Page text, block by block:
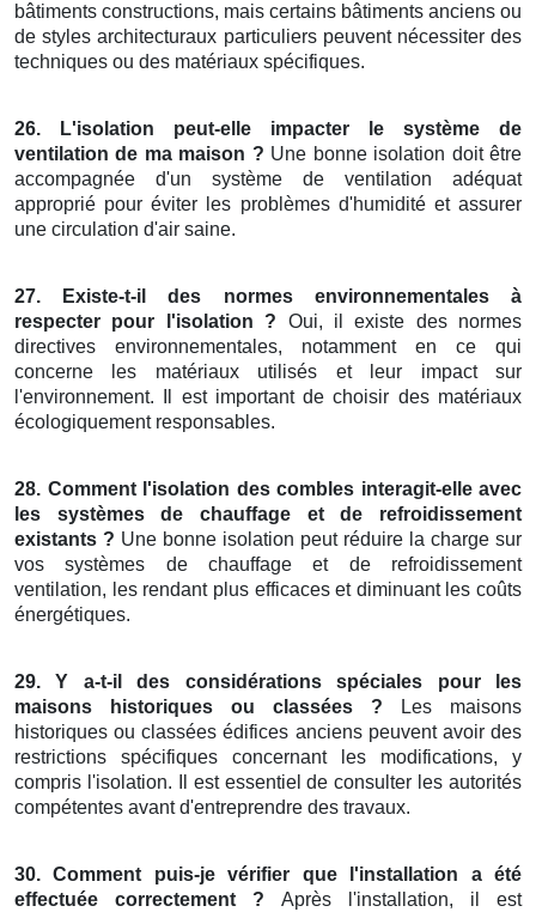
bâtiments constructions, mais certains bâtiments anciens ou
de styles architecturaux particuliers peuvent nécessiter des
techniques ou des matériaux spécifiques.
26. L'isolation peut-elle impacter le système de
ventilation de ma maison ? Une bonne isolation doit être
accompagnée d'un système de ventilation adéquat
approprié pour éviter les problèmes d'humidité et assurer
une circulation d'air saine.
27. Existe-t-il des normes environnementales à
respecter pour l'isolation ? Oui, il existe des normes
directives environnementales, notamment en ce qui
concerne les matériaux utilisés et leur impact sur
l'environnement. Il est important de choisir des matériaux
écologiquement responsables.
28. Comment l'isolation des combles interagit-elle avec
les systèmes de chauffage et de refroidissement
existants ? Une bonne isolation peut réduire la charge sur
vos systèmes de chauffage et de refroidissement
ventilation, les rendant plus efficaces et diminuant les coûts
énergétiques.
29. Y a-t-il des considérations spéciales pour les
maisons historiques ou classées ? Les maisons
historiques ou classées édifices anciens peuvent avoir des
restrictions spécifiques concernant les modifications, y
compris l'isolation. Il est essentiel de consulter les autorités
compétentes avant d'entreprendre des travaux.
30. Comment puis-je vérifier que l'installation a été
effectuée correctement ? Après l'installation, il est